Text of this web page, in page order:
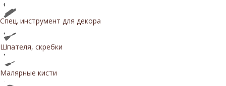
Спец. инструмент для декора
Шпателя, скребки
Малярные кисти